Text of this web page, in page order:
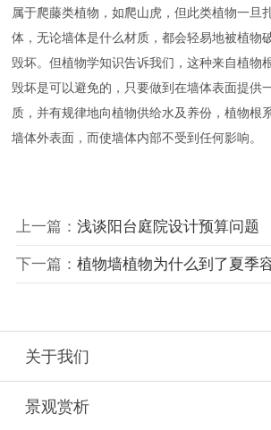
属于爬藤类植物，如爬山虎，但此类植物一旦
体，无论墙体是什么材质，都会轻易地被植物
毁坏。但植物学知识告诉我们，这种来自植物
毁坏是可以避免的，只要做到在墙体表面提供
质，并有规律地向植物供给水及养份，植物根
墙体外表面，而使墙体内部不受到任何影响。
上一篇： 浅谈阳台庭院设计预算问题
下一篇： 植物墙植物为什么到了夏季
关于我们
景观赏析